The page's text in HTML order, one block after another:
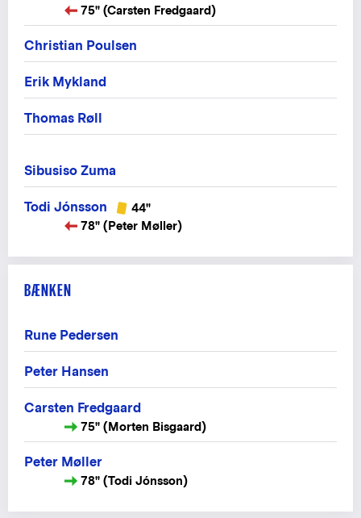
75" (Carsten Fredgaard)
Christian Poulsen
Erik Mykland
Thomas Røll
Sibusiso Zuma
Todi Jónsson
44"
78" (Peter Møller)
BÆNKEN
Rune Pedersen
Peter Hansen
Carsten Fredgaard
75" (Morten Bisgaard)
Peter Møller
78" (Todi Jónsson)